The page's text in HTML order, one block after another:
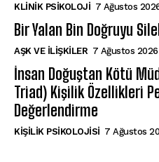
KLINIK PSIKOLOJI 7 Ağustos
Bir Yalan Bin Doğruyu
AŞK VE İLIŞKILER 7 Ağustos 2026
İnsan Doğuştan Kötü
Triad) Kişilik Özellikleri
Değerlendirme
KIŞILIK PSIKOLOJISI 7 Ağustos